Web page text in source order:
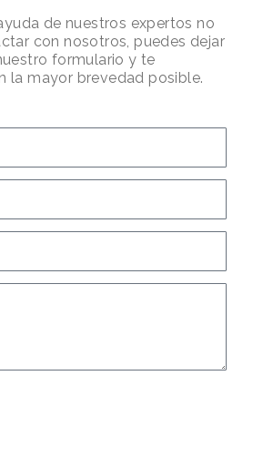
de nuestros expertos no
con nosotros, puedes dejar
formulario y te
la mayor brevedad posible.